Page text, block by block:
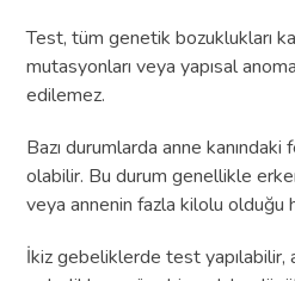
Test, tüm genetik bozuklukları
mutasyonları veya yapısal
edilemez.
Bazı durumlarda anne
olabilir. Bu durum genellikle
veya annenin fazla kilolu olduğu
İkiz gebeliklerde test yapılabilir,